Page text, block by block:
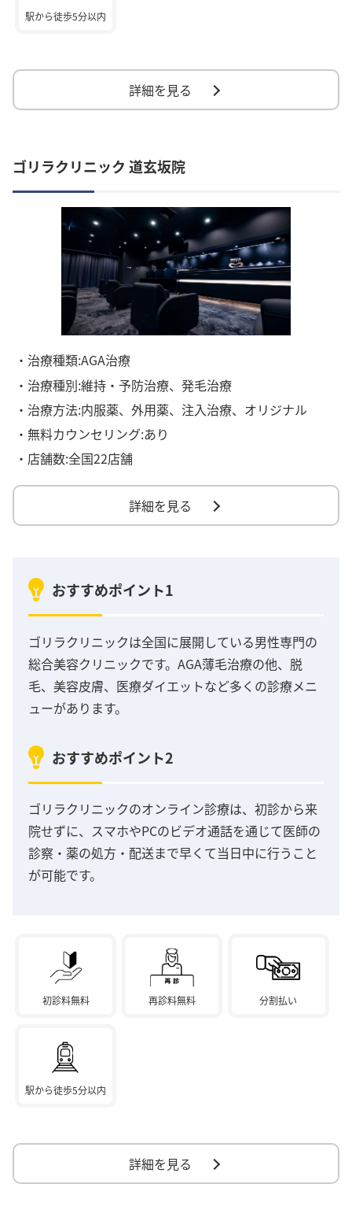
駅から徒歩5分以内
詳細を見る
ゴリラクリニック 道玄坂院
・治療種類:AGA治療
・治療種別:維持・予防治療、発毛治療
・治療方法:内服薬、外用薬、注入治療、オリジナル
・無料カウンセリング:あり
・店舗数:全国22店舗
詳細を見る
おすすめポイント1
ゴリラクリニックは全国に展開している男性専門の
総合美容クリニックです。AGA薄毛治療の他、脱
毛、美容皮膚、医療ダイエットなど多くの診療メニ
ューがあります。
おすすめポイント2
ゴリラクリニックのオンライン診療は、初診から来
院せずに、スマホやPCのビデオ通話を通じて医師の
診察・薬の処方・配送まで早くて当日中に行うこと
が可能です。
初診料無料 再診料無料 分割払い
駅から徒歩5分以内
詳細を見る